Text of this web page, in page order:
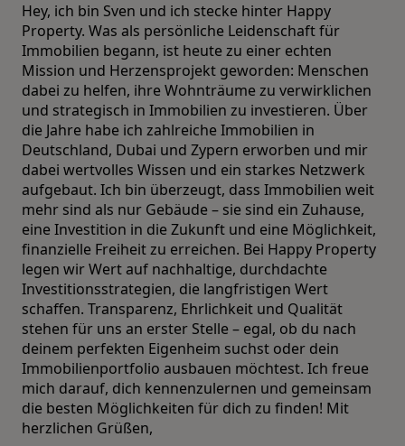
Hey, ich bin Sven und ich stecke hinter Happy
Property. Was als persönliche Leidenschaft für
Immobilien begann, ist heute zu einer echten
Mission und Herzensprojekt geworden: Menschen
dabei zu helfen, ihre Wohnträume zu verwirklichen
und strategisch in Immobilien zu investieren. Über
die Jahre habe ich zahlreiche Immobilien in
Deutschland, Dubai und Zypern erworben und mir
dabei wertvolles Wissen und ein starkes Netzwerk
aufgebaut. Ich bin überzeugt, dass Immobilien weit
mehr sind als nur Gebäude – sie sind ein Zuhause,
eine Investition in die Zukunft und eine Möglichkeit,
finanzielle Freiheit zu erreichen. Bei Happy Property
legen wir Wert auf nachhaltige, durchdachte
Investitionsstrategien, die langfristigen Wert
schaffen. Transparenz, Ehrlichkeit und Qualität
stehen für uns an erster Stelle – egal, ob du nach
deinem perfekten Eigenheim suchst oder dein
Immobilienportfolio ausbauen möchtest. Ich freue
mich darauf, dich kennenzulernen und gemeinsam
die besten Möglichkeiten für dich zu finden! Mit
herzlichen Grüßen,